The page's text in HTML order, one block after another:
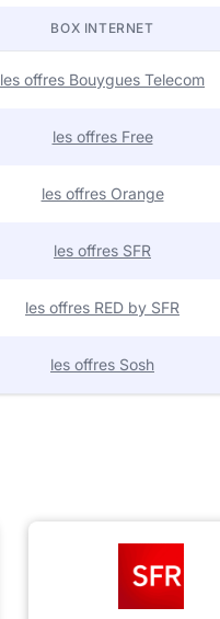
BOX INTERNET
les offres Bouygues Telecom
les offres Free
les offres Orange
les offres SFR
les offres RED by SFR
les offres Sosh